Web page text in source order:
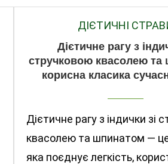
ДІЄТИЧНІ
Дієтичне рагу з
стручковою квасолею та
корисна класика
Дієтичне рагу з індички зі
квасолею та шпинатом —
яка поєднує легкість,